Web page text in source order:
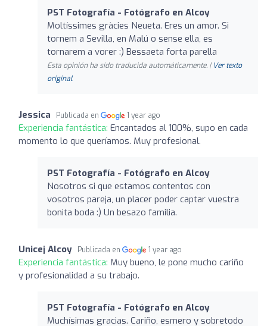
PST Fotografía - Fotógrafo en Alcoy
Moltíssimes gràcies Neueta. Eres un amor. Si
tornem a Sevilla, en Malú o sense ella, es
tornarem a vorer :) Bessaeta forta parella
Esta opinión ha sido traducida automáticamente. | Ver texto
original
Jessica Publicada en 1 year ago
Experiencia fantástica: Encantados al 100%, supo en cada
momento lo que queríamos. Muy profesional.
PST Fotografía - Fotógrafo en Alcoy
Nosotros si que estamos contentos con
vosotros pareja, un placer poder captar vuestra
bonita boda :) Un besazo familia.
Unicej Alcoy Publicada en 1 year ago
Experiencia fantástica: Muy bueno, le pone mucho cariño
y profesionalidad a su trabajo.
PST Fotografía - Fotógrafo en Alcoy
Muchísimas gracias. Cariño, esmero y sobretodo